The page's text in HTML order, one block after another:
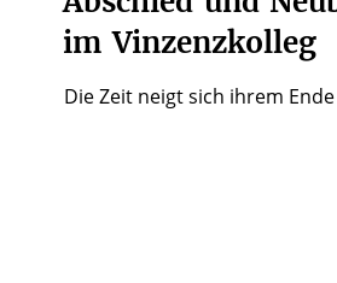
im Vinzenzkolleg
Die Zeit neigt sich ihrem Ende